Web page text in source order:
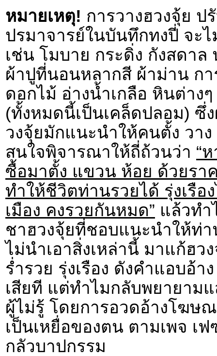
หมายเหตุ! การวางฮวงจุ้ย
ปรมาจารย์ในบันทึกทงปี่ จะ
เช่น โมบาย กระดิ่ง กังสดา
ผ้าปูที่นอนหลากสี ผ้าม่าน ก
ดอกไม้ อ่างน้ำเกลือ หินต่าง
(ทั้งหมดนี้เป็นเคล็ดปลอม) ซึ่
วงจุ้ยมักแนะนำให้คนตั้ง วา
สนใจพิจารณาให้ถี่ถ้วนว่า “
ซื้อมาตั้ง แขวน ห้อย ด้วยรา
ทำให้ชีวิตท่านรวยได้ รุ่งเรื
เมือง คงรวยกันหมด” แล้วทำ
ชาฮวงจุ้ยที่ชอบแนะนำให้ท่
ไม่นำเอาสิ่งเหล่านี้ มาแก้ฮ
ร่ำรวย รุ่งเรือง ดังคำแอบอ้า
เสียที แต่ทำไมกลับพยายาม
ผู้ไม่รู้ โดยการอวดอ้างโฆษ
เป็นเหยื่อของตน ตามเพจ เ
กลัวบาปกรรม